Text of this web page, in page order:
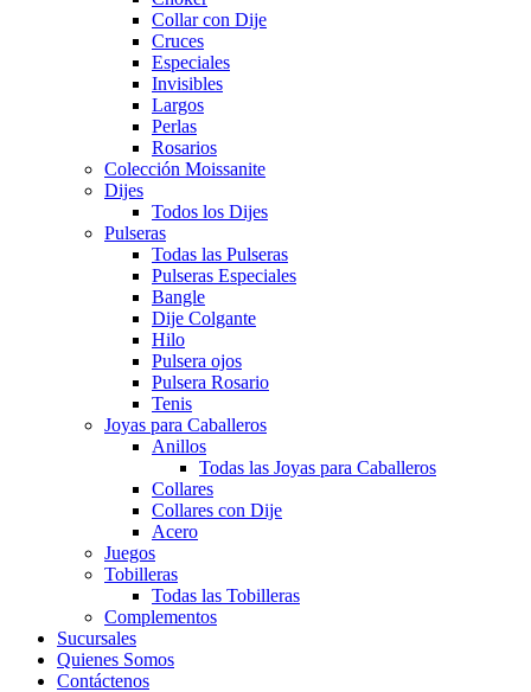
Collar con Dije
Cruces
Especiales
Invisibles
Largos
Perlas
Rosarios
Colección Moissanite
Dijes
Todos los Dijes
Pulseras
Todas las Pulseras
Pulseras Especiales
Bangle
Dije Colgante
Hilo
Pulsera ojos
Pulsera Rosario
Tenis
Joyas para Caballeros
Anillos
Todas las Joyas para Caballeros
Collares
Collares con Dije
Acero
Juegos
Tobilleras
Todas las Tobilleras
Complementos
Sucursales
Quienes Somos
Contáctenos